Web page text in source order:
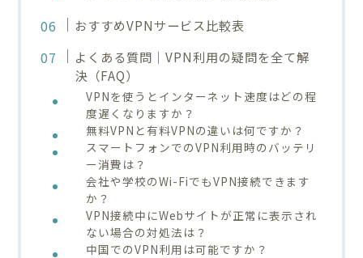
おすすめVPNサービス比較表
よくある質問｜VPN利用の疑問を全て解
決（FAQ）
VPNを使うとインターネット速度はどの程
度遅くなりますか？
無料VPNと有料VPNの違いは何ですか？
スマートフォンでのVPN利用時のバッテリ
ー消費は？
会社や学校のWi-FiでもVPN接続できます
か？
VPN接続中にWebサイトが正常に表示され
ない場合の対処法は？
中国でのVPN利用は可能ですか？